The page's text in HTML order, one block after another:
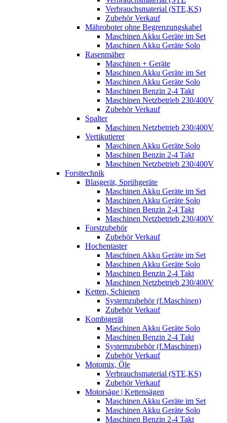
Verbrauchsmaterial (STE,KS)
Zubehör Verkauf
Mähroboter ohne Begrenzungskabel
Maschinen Akku Geräte im Set
Maschinen Akku Geräte Solo
Rasenmäher
Maschinen + Geräte
Maschinen Akku Geräte im Set
Maschinen Akku Geräte Solo
Maschinen Benzin 2-4 Takt
Maschinen Netzbetrieb 230/400V
Zubehör Verkauf
Spalter
Maschinen Netzbetrieb 230/400V
Vertikutierer
Maschinen Akku Geräte Solo
Maschinen Benzin 2-4 Takt
Maschinen Netzbetrieb 230/400V
Forsttechnik
Blasgerät, Sprühgeräte
Maschinen Akku Geräte im Set
Maschinen Akku Geräte Solo
Maschinen Benzin 2-4 Takt
Maschinen Netzbetrieb 230/400V
Forstzubehör
Zubehör Verkauf
Hochentaster
Maschinen Akku Geräte im Set
Maschinen Akku Geräte Solo
Maschinen Benzin 2-4 Takt
Maschinen Netzbetrieb 230/400V
Ketten, Schienen
Systemzubehör (f.Maschinen)
Zubehör Verkauf
Kombigerät
Maschinen Akku Geräte Solo
Maschinen Benzin 2-4 Takt
Systemzubehör (f.Maschinen)
Zubehör Verkauf
Motomix, Öle
Verbrauchsmaterial (STE,KS)
Zubehör Verkauf
Motorsäge | Kettensägen
Maschinen Akku Geräte im Set
Maschinen Akku Geräte Solo
Maschinen Benzin 2-4 Takt